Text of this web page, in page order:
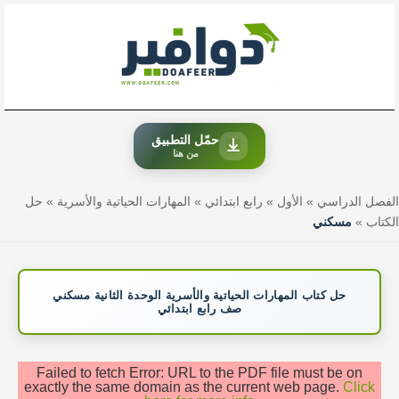
حمّل التطبيق
من هنا
الفصل الدراسي » الأول » رابع ابتدائي » المهارات الحياتية والأسرية » حل
الكتاب » مسكني
حل كتاب المهارات الحياتية والأسرية الوحدة الثانية مسكني
صف رابع ابتدائي
Failed to fetch Error: URL to the PDF file must be on
exactly the same domain as the current web page. Click